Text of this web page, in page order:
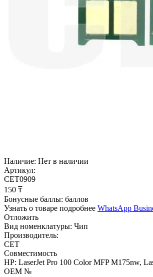
Наличие: Нет в наличии
Артикул:
CET0909
‍150‍ ₸
Бонусные баллы: баллов
Узнать о товаре подробнее WhatsApp
Отложить
Вид номенклатуры: Чип
Производитель:
CET
Совместимость
HP: LaserJet Pro 100 Color MFP M175nw,
OEM №